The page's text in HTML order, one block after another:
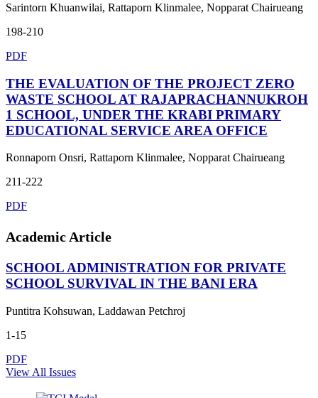
Sarintorn Khuanwilai, Rattaporn Klinmalee, Nopparat Chairueang
198-210
PDF
THE EVALUATION OF THE PROJECT ZERO
WASTE SCHOOL AT RAJAPRACHANNUKROH
1 SCHOOL, UNDER THE KRABI PRIMARY
EDUCATIONAL SERVICE AREA OFFICE
Ronnaporn Onsri, Rattaporn Klinmalee, Nopparat Chairueang
211-222
PDF
Academic Article
SCHOOL ADMINISTRATION FOR PRIVATE
SCHOOL SURVIVAL IN THE BANI ERA
Puntitra Kohsuwan, Laddawan Petchroj
1-15
PDF
View All Issues